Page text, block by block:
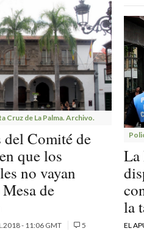
Cruz de La Palma. Archivo.
del Comité de
que los
no vayan
de
- 11:06 GMT 5
La
la
EL